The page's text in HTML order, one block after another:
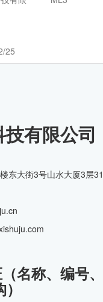
25
有限公司
东大街3号山水大厦3层
名称、编号、